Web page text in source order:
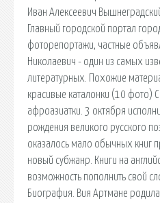
Иван Алексеевич
Главный городской портал
фоторепортажи, частные
Николаевич - один из самых
литературных. Похожие
красивые каталонки (10 фото)
афроазиатки. 3 октября
рождения великого русского
оказалось мало обычных книг
новый субжанр. Книги на
возможность пополнить свой
Биография. Вия Артмане